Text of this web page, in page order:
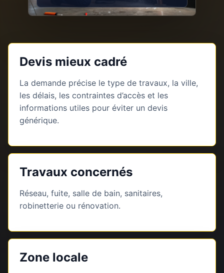
Devis mieux cadré
La demande précise le type de travaux, la ville,
les délais, les contraintes d’accès et les
informations utiles pour éviter un devis
générique.
Travaux concernés
Réseau, fuite, salle de bain, sanitaires,
robinetterie ou rénovation.
Zone locale